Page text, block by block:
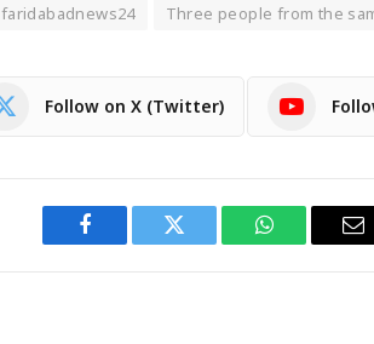
faridabadnews24 Three people from the
Follow on X (Twitter)
Facebook Twitter WhatsApp